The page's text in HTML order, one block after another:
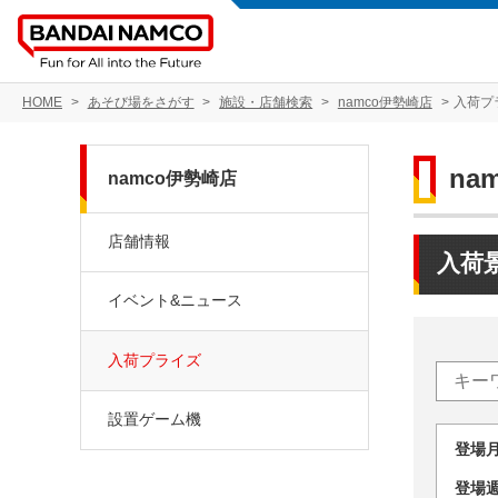
HOME あそび場をさがす 施設・店舗検索 namco伊勢崎店 入荷プ
入荷
登
登
namco伊勢崎店
店舗情報
イベント&ニュース
入荷プライズ
設置ゲーム機